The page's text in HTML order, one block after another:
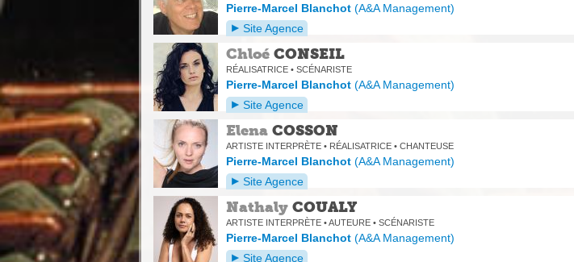
Pierre-Marcel Blanchot (A&A Management)
Site Agence
Chloé CONSEIL
RÉALISATRICE • SCÉNARISTE
Pierre-Marcel Blanchot (A&A Management)
Site Agence
Elena COSSON
ARTISTE INTERPRÈTE • RÉALISATRICE • CHANTEUSE
Pierre-Marcel Blanchot (A&A Management)
Site Agence
Nathaly COUALY
ARTISTE INTERPRÈTE • AUTEURE • SCÉNARISTE
Pierre-Marcel Blanchot (A&A Management)
Site Agence